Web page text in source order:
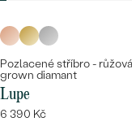
Pozlacené stříbro -
grown diamant
Lupe
6 390 Kč